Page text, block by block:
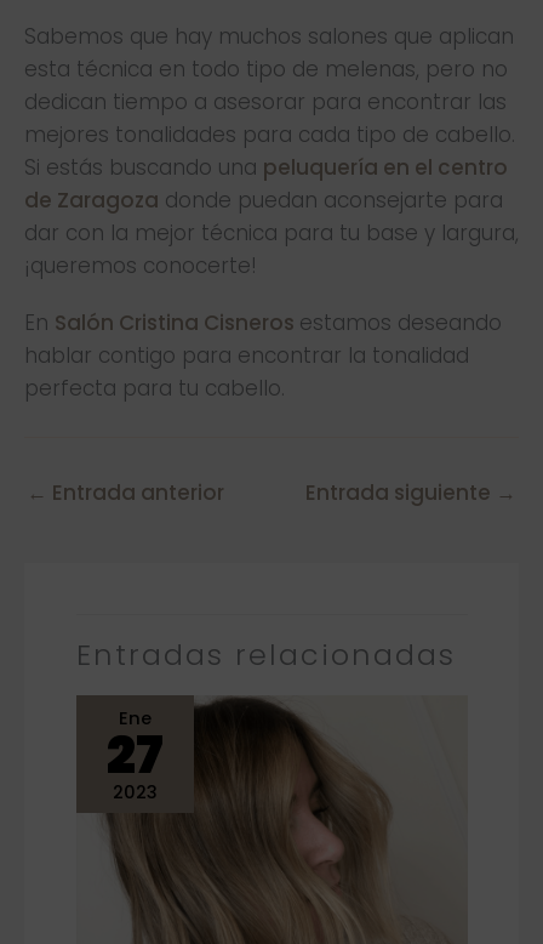
Sabemos que hay muchos salones que aplican
esta técnica en todo tipo de melenas, pero no
dedican tiempo a asesorar para encontrar las
mejores tonalidades para cada tipo de cabello.
Si estás buscando una peluquería en el centro
de Zaragoza donde puedan aconsejarte para
dar con la mejor técnica para tu base y largura,
¡queremos conocerte!
En Salón Cristina Cisneros estamos deseando
hablar contigo para encontrar la tonalidad
perfecta para tu cabello.
← Entrada anterior Entrada siguiente →
Entradas relacionadas
Ene
27
2023